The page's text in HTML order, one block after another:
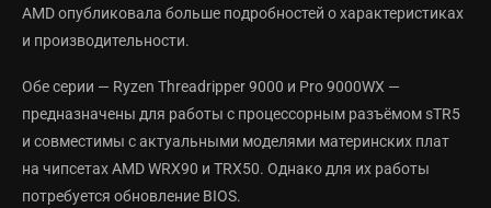
AMD опубликовала больше подробностей о характеристиках
и производительности.
Обе серии — Ryzen Threadripper 9000 и Pro 9000WX —
предназначены для работы с процессорным разъёмом sTR5
и совместимы с актуальными моделями материнских плат
на чипсетах AMD WRX90 и TRX50. Однако для их работы
потребуется обновление BIOS.